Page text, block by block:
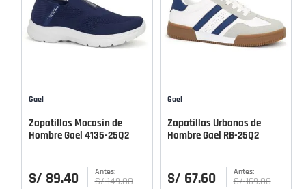
Gael
Zapatillas Mocasin de
Hombre Gael 4135-25Q2
S/ 89.40 S/ 149.00
Gael
Zapatillas Urbanas de
Hombre Gael RB-25Q2
S/ 67.60 S/ 169.00